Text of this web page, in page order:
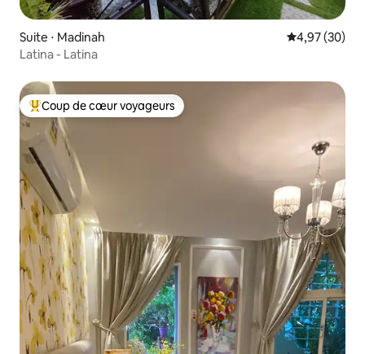
Suite ⋅ Madinah Évaluation
4,97 (30)
Latina - Latina
Coups de cœur voyageurs les plus appréciés
Coup de cœur voyageurs